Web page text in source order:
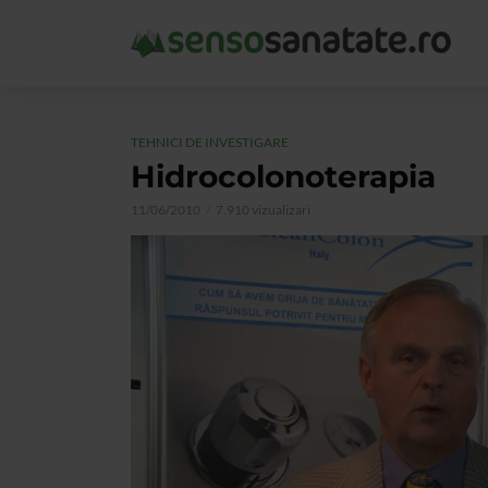
TEHNICI DE INVESTIGARE
Hidrocolonoterapia
11/06/2010 7.910 vizualizari